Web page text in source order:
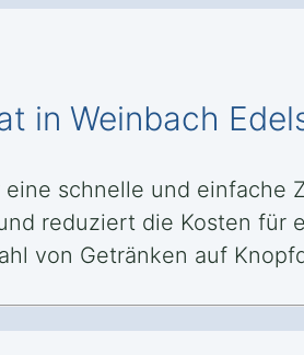
in Weinbach
schnelle und einfache
reduziert die Kosten für
von Getränken auf